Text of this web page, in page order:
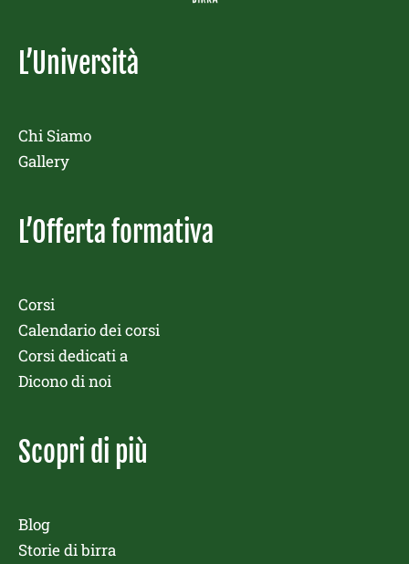
L’Università
Chi Siamo
Gallery
L’Offerta formativa
Corsi
Calendario dei corsi
Corsi dedicati a
Dicono di noi
Scopri di più
Blog
Storie di birra